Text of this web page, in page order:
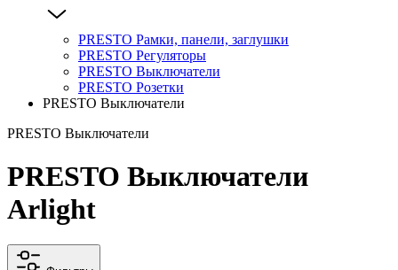
PRESTO Рамки, панели, заглушки
PRESTO Регуляторы
PRESTO Выключатели
PRESTO Розетки
PRESTO Выключатели
PRESTO Выключатели
PRESTO Выключатели
Arlight